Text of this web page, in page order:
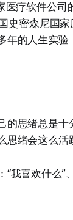
疗软件公司
史密森尼国
年的人生实
的思绪总是十
思绪会这么活
我喜欢什么”